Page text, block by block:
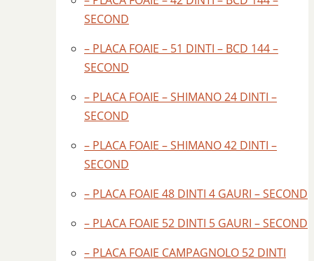
SECOND
– PLACA FOAIE – 51 DINTI – BCD 144 –
SECOND
– PLACA FOAIE – SHIMANO 24 DINTI –
SECOND
– PLACA FOAIE – SHIMANO 42 DINTI –
SECOND
– PLACA FOAIE 48 DINTI 4 GAURI – SECOND
– PLACA FOAIE 52 DINTI 5 GAURI – SECOND
– PLACA FOAIE CAMPAGNOLO 52 DINTI